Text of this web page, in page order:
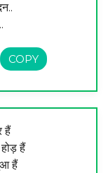
हैं
होड़ हैं
हैं